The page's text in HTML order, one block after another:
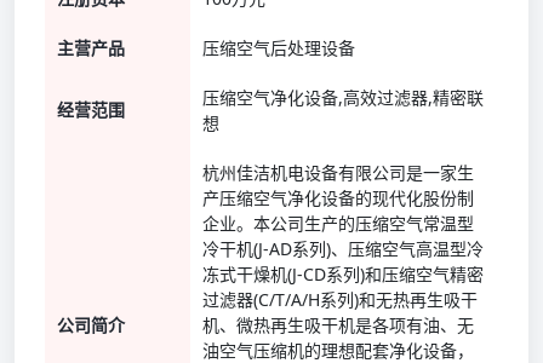
主营产品 压缩空气后处理设备
经营范围
压缩空气净化设备,高效过滤器,精密联
想
公司简介
杭州佳洁机电设备有限公司是一家生
产压缩空气净化设备的现代化股份制
企业。本公司生产的压缩空气常温型
冷干机(J-AD系列)、压缩空气高温型冷
冻式干燥机(J-CD系列)和压缩空气精密
过滤器(C/T/A/H系列)和无热再生吸干
机、微热再生吸干机是各项有油、无
油空气压缩机的理想配套净化设备，